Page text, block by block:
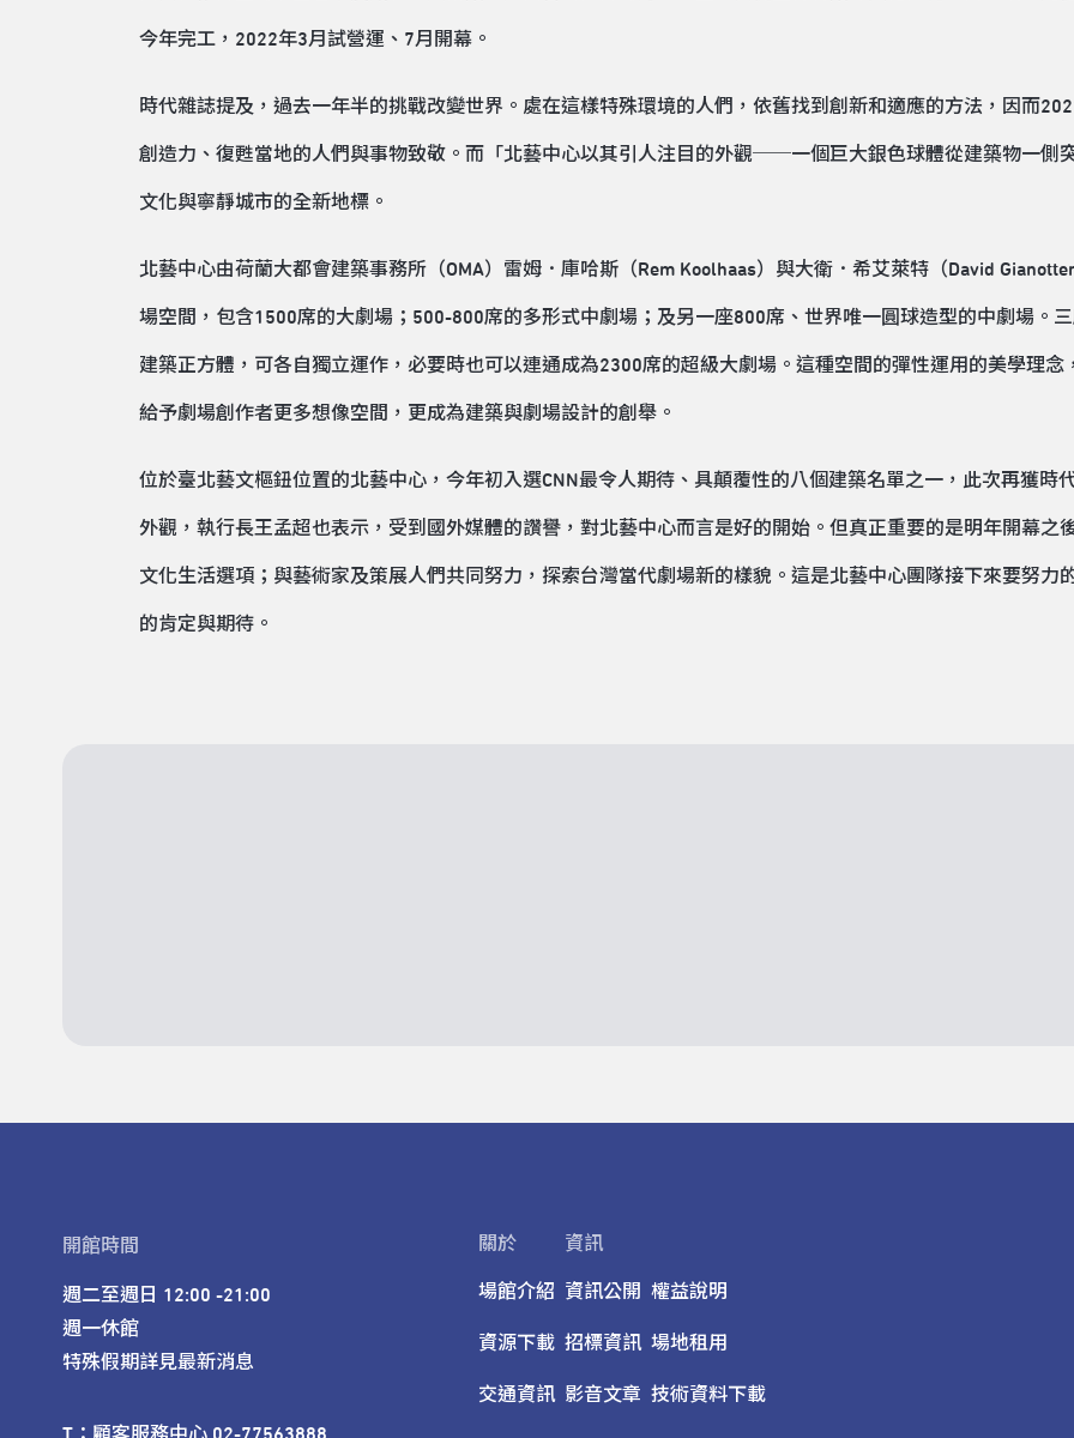
今年完工，2022年3月試營運、7月開幕。
時代雜誌提及，過去一年半的挑戰改變世界。處在這樣特殊環境的人們，依舊找到創新和適應的方法，因而
創造力、復甦當地的人們與事物致敬。而「北藝中心以其引人注目的外觀──一個巨大銀色球體從建築物一側
文化與寧靜城市的全新地標。
北藝中心由荷蘭大都會建築事務所（OMA）雷姆．庫哈斯（Rem Koolhaas）與大衛．希艾萊特（David
場空間，包含1500席的大劇場；500-800席的多形式中劇場；及另一座800席、世界唯一圓球造型的中劇場。
建築正方體，可各自獨立運作，必要時也可以連通成為2300席的超級大劇場。這種空間的彈性運用的美學理
給予劇場創作者更多想像空間，更成為建築與劇場設計的創舉。
位於臺北藝文樞鈕位置的北藝中心，今年初入選CNN最令人期待、具顛覆性的八個建築名單之一，此次再獲時
外觀，執行長王孟超也表示，受到國外媒體的讚譽，對北藝中心而言是好的開始。但真正重要的是明年開幕之
文化生活選項；與藝術家及策展人們共同努力，探索台灣當代劇場新的樣貌。這是北藝中心團隊接下來要努力
的肯定與期待。
開館時間
週二至週日 12:00 -21:00
週一休館
特殊假期詳見最新消息
T：顧客服務中心 02-77563888
關於
場館介紹
資源下載
交通資訊
資訊
資訊公開
招標資訊
影音文章
權益說明
場地租用
技術資料下載